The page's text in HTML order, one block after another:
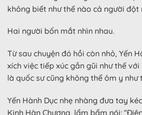
không biết như thế nào cả người đột
Hai người bốn mắt nhìn nhau.
Từ sau chuyện đó hồi còn nhỏ, Yến
xích việc tiếp xúc gần gũi như thế
là quốc sư cũng không thể ôm y như
Yến Hành Dục nhẹ nhàng đưa tay
Kinh Hàn Chương, lẩm bẩm nói: